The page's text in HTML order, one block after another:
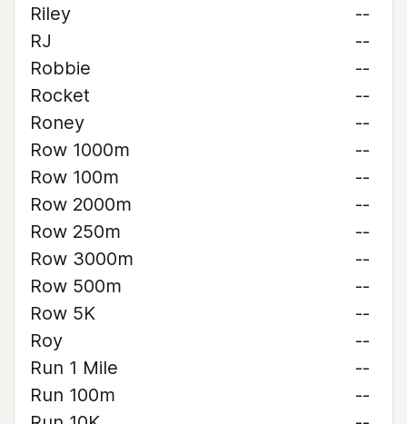
Riley
--
RJ
--
Robbie
--
Rocket
--
Roney
--
Row 1000m
--
Row 100m
--
Row 2000m
--
Row 250m
--
Row 3000m
--
Row 500m
--
Row 5K
--
Roy
--
Run 1 Mile
--
Run 100m
--